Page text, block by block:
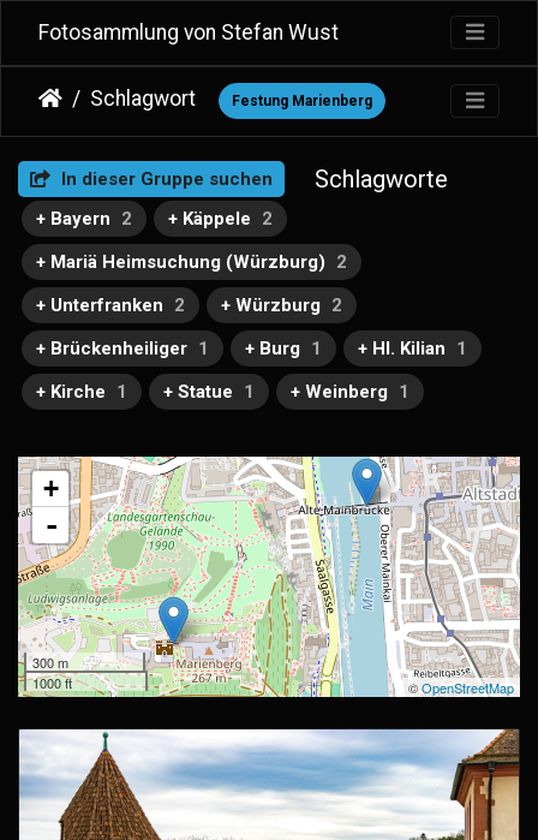
Fotosammlung von Stefan Wust
Schlagwort Festung Marienberg
In dieser Gruppe suchen Schlagworte
+ Bayern 2 + Käppele
2
+ Mariä Heimsuchung (Würzburg)
2
+ Unterfranken
2 + Würzburg
2
+ Brückenheiliger 1 + Burg 1 + Hl. Kilian
1
+ Kirche
1 + Statue 1 + Weinberg 1
+
-
300 m
1000 ft
©OpenStreetMap